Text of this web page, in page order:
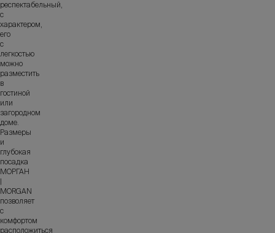
респектабельный,
с
характером,
его
с
легкостью
можно
разместить
в
гостиной
или
загородном
доме.
Размеры
и
глубокая
посадка
МОРГАН
MORGAN
позволяет
с
комфортом
расположиться